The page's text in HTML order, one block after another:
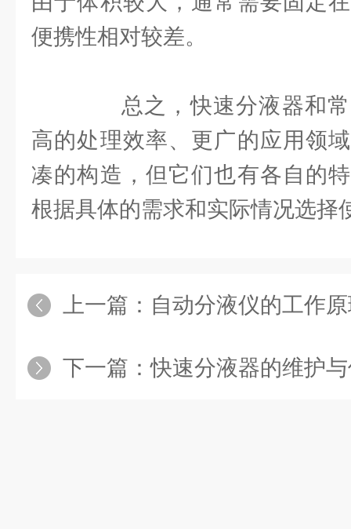
便携性相对较差。
总之，快速分液器和常
高的处理效率、更广的应用领
凑的构造，但它们也有各自的
根据具体的需求和实际情况选择
上一篇： 自动分液仪的工作
下一篇：快速分液器的维护